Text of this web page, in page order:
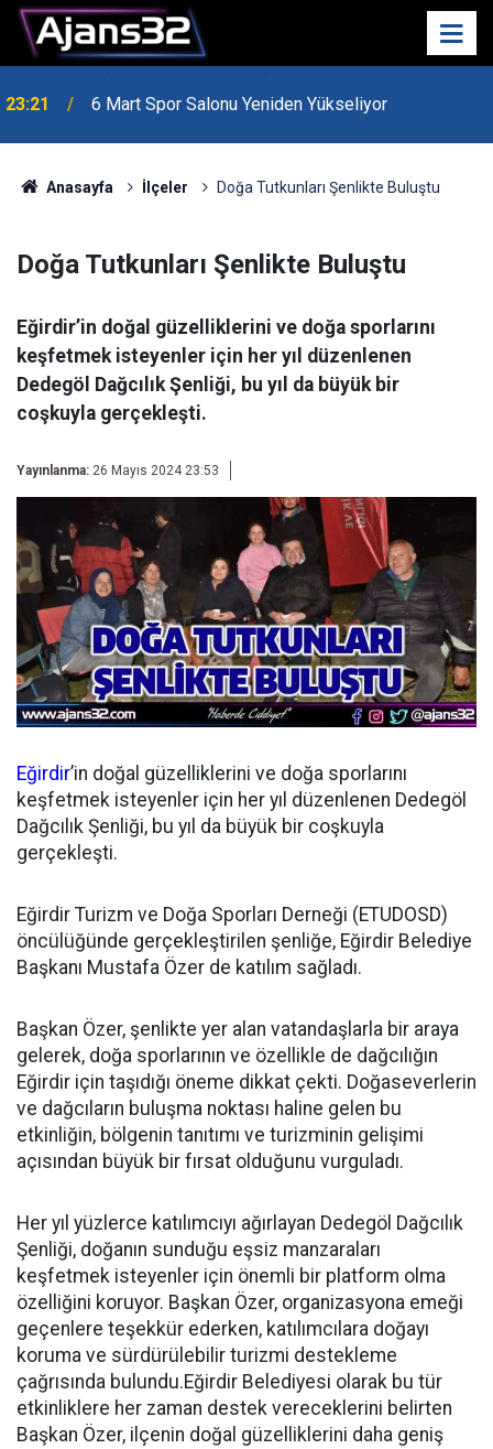
23:21 6 Mart Spor Salonu Yeniden Yükseliyor
Anasayfa İlçeler Doğa Tutkunları Şenlikte Buluştu
Doğa Tutkunları Şenlikte Buluştu
Eğirdir’in doğal güzelliklerini ve doğa sporlarını
keşfetmek isteyenler için her yıl düzenlenen
Dedegöl Dağcılık Şenliği, bu yıl da büyük bir
coşkuyla gerçekleşti.
Yayınlanma: 26 Mayıs 2024 23:53
Eğirdir’in doğal güzelliklerini ve doğa sporlarını
keşfetmek isteyenler için her yıl düzenlenen Dedegöl
Dağcılık Şenliği, bu yıl da büyük bir coşkuyla
gerçekleşti.
Eğirdir Turizm ve Doğa Sporları Derneği (ETUDOSD)
öncülüğünde gerçekleştirilen şenliğe, Eğirdir Belediye
Başkanı Mustafa Özer de katılım sağladı.
Başkan Özer, şenlikte yer alan vatandaşlarla bir araya
gelerek, doğa sporlarının ve özellikle de dağcılığın
Eğirdir için taşıdığı öneme dikkat çekti. Doğaseverlerin
ve dağcıların buluşma noktası haline gelen bu
etkinliğin, bölgenin tanıtımı ve turizminin gelişimi
açısından büyük bir fırsat olduğunu vurguladı.
Her yıl yüzlerce katılımcıyı ağırlayan Dedegöl Dağcılık
Şenliği, doğanın sunduğu eşsiz manzaraları
keşfetmek isteyenler için önemli bir platform olma
özelliğini koruyor. Başkan Özer, organizasyona emeği
geçenlere teşekkür ederken, katılımcılara doğayı
koruma ve sürdürülebilir turizmi destekleme
çağrısında bulundu.Eğirdir Belediyesi olarak bu tür
etkinliklere her zaman destek vereceklerini belirten
Başkan Özer, ilçenin doğal güzelliklerini daha geniş